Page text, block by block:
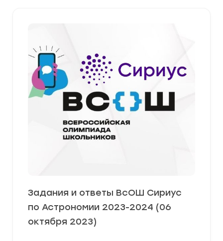
Задания и ответы ВсОШ Сириус
по Астрономии 2023-2024 (06
октября 2023)